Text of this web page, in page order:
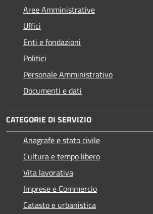
Aree Amministrative
Uffici
Enti e fondazioni
Politici
Personale Amministrativo
Documenti e dati
CATEGORIE DI SERVIZIO
Anagrafe e stato civile
Cultura e tempo libero
Vita lavorativa
Imprese e Commercio
Catasto e urbanistica